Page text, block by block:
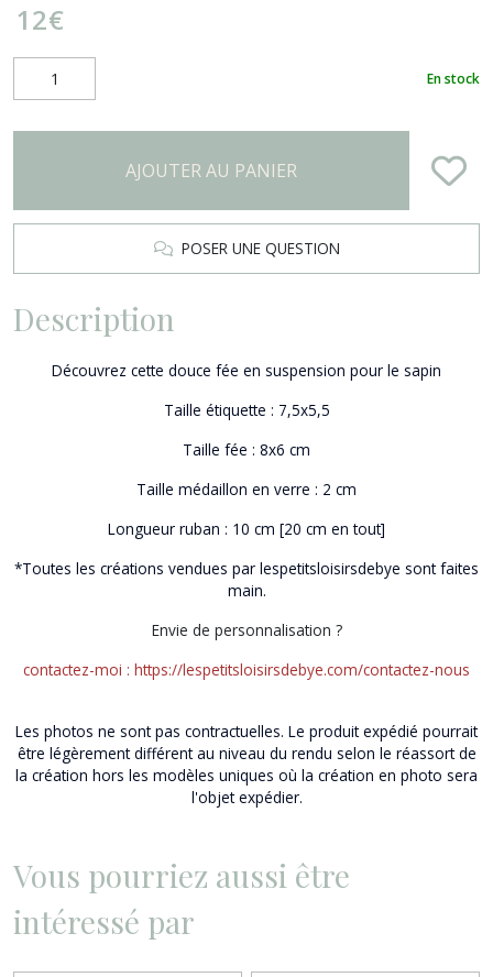
12€
En stock
AJOUTER AU PANIER
POSER UNE QUESTION
Description
Découvrez cette douce fée en suspension pour le sapin
Taille étiquette : 7,5x5,5
Taille fée : 8x6 cm
Taille médaillon en verre : 2 cm
Longueur ruban : 10 cm [20 cm en tout]
*Toutes les créations vendues par lespetitsloisirsdebye sont faites
main.
Envie de personnalisation ?
contactez-moi : https://lespetitsloisirsdebye.com/contactez-nous
Les photos ne sont pas contractuelles. Le produit expédié pourrait
être légèrement différent au niveau du rendu selon le réassort de
la création hors les modèles uniques où la création en photo sera
l'objet expédier.
Vous pourriez aussi être
intéressé par